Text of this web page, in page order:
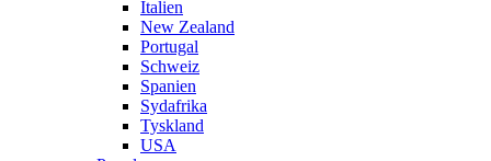
Italien
New Zealand
Portugal
Schweiz
Spanien
Sydafrika
Tyskland
USA